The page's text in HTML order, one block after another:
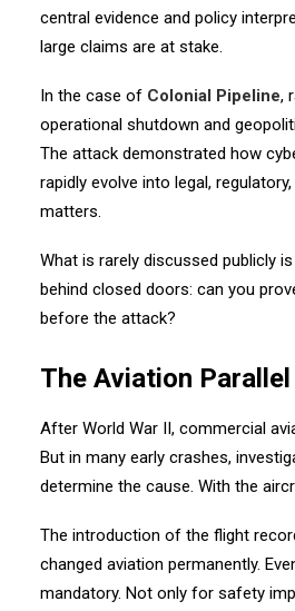
central evidence and policy
large claims are at stake.
In the case of Colonial Pipeline,
operational shutdown and
The attack demonstrated how
rapidly evolve into legal,
matters.
What is rarely discussed publicly
behind closed doors: can you
before the attack?
The Aviation Parallel
After World War II, commercial
But in many early crashes,
determine the cause. With the
The introduction of the flight
changed aviation permanently.
mandatory. Not only for safety